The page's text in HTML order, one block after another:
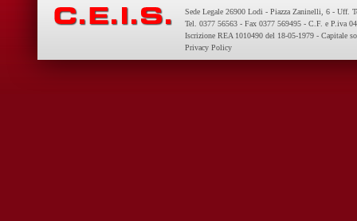
Sede Legale 26900 Lodi - Piazza Zaninelli, 6 - Uff.
Tel. 0377 56563 - Fax 0377 569495 - C.F. e P.iva
Iscrizione REA 1010490 del 18-05-1979 - Capitale
Privacy Policy